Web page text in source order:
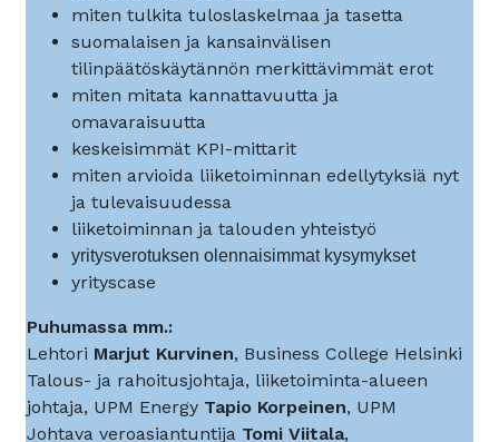
miten tulkita tuloslaskelmaa ja tasetta
suomalaisen ja kansainvälisen
tilinpäätöskäytännön merkittävimmät erot
miten mitata kannattavuutta ja
omavaraisuutta
keskeisimmät KPI-mittarit
miten arvioida liiketoiminnan edellytyksiä nyt
ja tulevaisuudessa
liiketoiminnan ja talouden yhteistyö
yritysverotuksen olennaisimmat kysymykset
yrityscase
Puhumassa mm.:
Lehtori Marjut Kurvinen, Business College Helsinki
Talous- ja rahoitusjohtaja, liiketoiminta-alueen
johtaja, UPM Energy Tapio Korpeinen, UPM
Johtava veroasiantuntija Tomi Viitala,